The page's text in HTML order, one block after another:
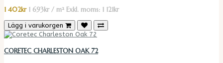
1 402kr 1 693kr / m² Exkl. moms: 1 121kr
Lägg i varukorgen
CORETEC CHARLESTON OAK 72